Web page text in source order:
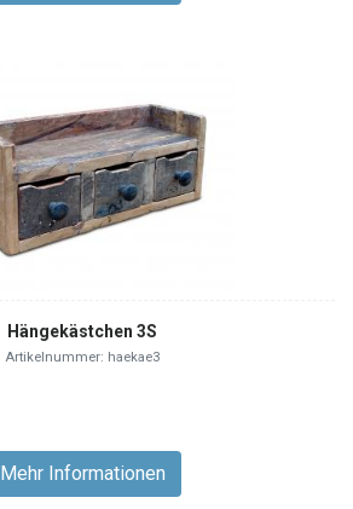
Hängekästchen 3S
Artikelnummer: haekae3
Mehr Informationen